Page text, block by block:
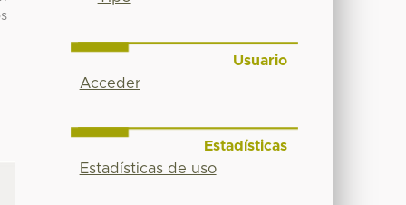
Usuario
Acceder
Estadísticas
Estadísticas de uso